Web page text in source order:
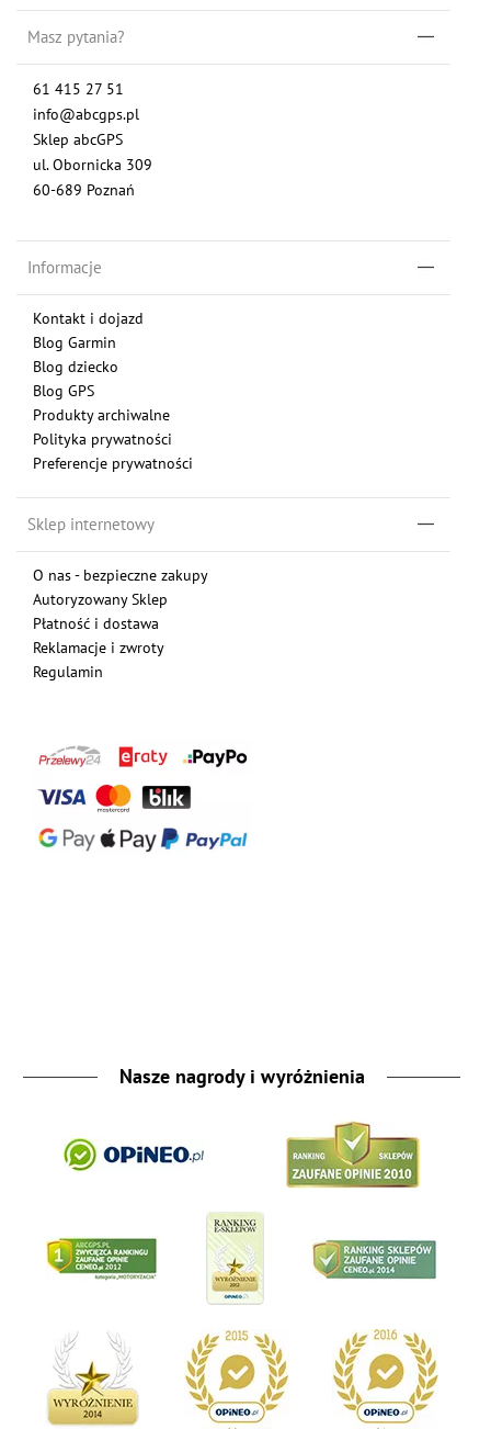
Masz pytania?
61 415 27 51
info@abcgps.pl
Sklep abcGPS
ul. Obornicka 309
60-689 Poznań
Informacje
Kontakt i dojazd
Blog Garmin
Blog dziecko
Blog GPS
Produkty archiwalne
Polityka prywatności
Preferencje prywatności
Sklep internetowy
O nas - bezpieczne zakupy
Autoryzowany Sklep
Płatność i dostawa
Reklamacje i zwroty
Regulamin
Nasze nagrody i wyróżnienia